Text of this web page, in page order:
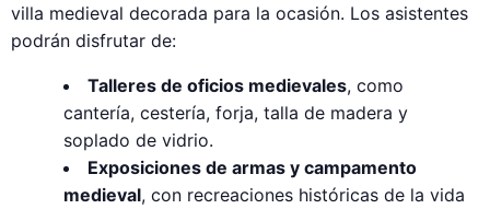
villa medieval decorada para la ocasión. Los asistentes
podrán disfrutar de:
Talleres de oficios medievales, como
cantería, cestería, forja, talla de madera y
soplado de vidrio.
Exposiciones de armas y campamento
medieval, con recreaciones históricas de la vida